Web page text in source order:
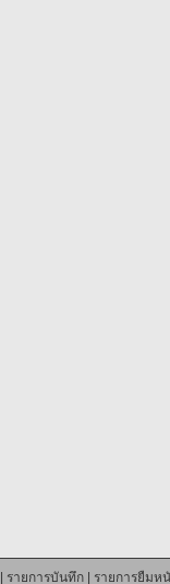
รายการบันทึก| รายการยืมห